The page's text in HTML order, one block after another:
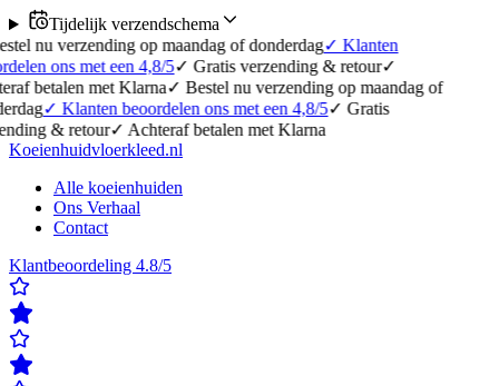
Tijdelijk verzendschema
op maandag of donderdag✓Klanten
met een 4,8/5✓Gratis verzending & retour✓
met Klarna✓Bestel nu verzending op maandag of
Klanten beoordelen ons met een 4,8/5✓Gratis
retour✓Achteraf betalen met Klarna
Koeienhuidvloerkleed.nl
Alle koeienhuiden
Ons Verhaal
Contact
Klantbeoordeling 4.8/5